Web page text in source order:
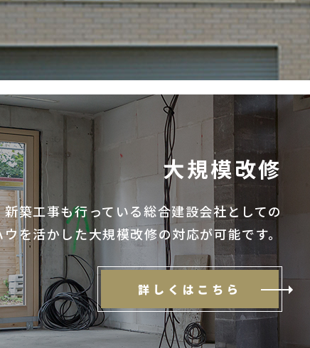
大規模改修
新築工事も行っている総合建設会社としての
を活かした大規模改修の対応が可能です。
詳しくはこちら